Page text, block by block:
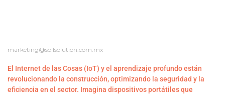
marketing@soilsolution.com.mx
El Internet de las Cosas (IoT) y el aprendizaje profundo están
revolucionando la construcción, optimizando la seguridad y la
eficiencia en el sector. Imagina dispositivos portátiles que